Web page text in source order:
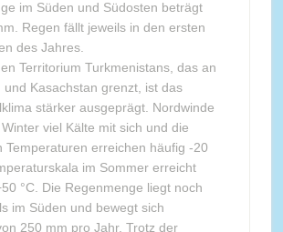
im Süden und Südosten beträgt
Regen fällt jeweils in den ersten
des Jahres.
Territorium Turkmenistans, das an
und Kasachstan grenzt, ist das
stärker ausgeprägt. Nordwinde
viel Kälte mit sich und die
Temperaturen erreichen häufig -20
im Sommer erreicht
°C. Die Regenmenge liegt noch
im Süden und bewegt sich
250 mm pro Jahr. Trotz der